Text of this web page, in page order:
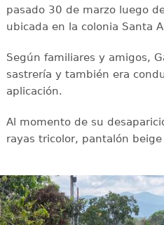
pasado 30 de marzo luego
ubicada en la colonia Santa
Según familiares y amigos,
sastrería y también era
aplicación.
Al momento de su
rayas tricolor, pantalón